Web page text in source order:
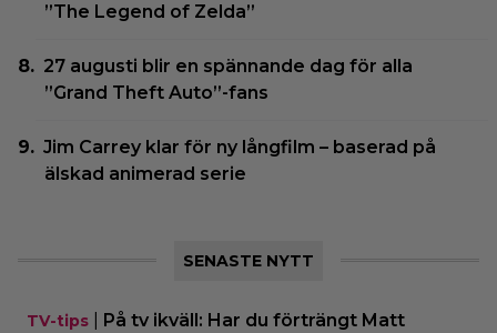
”The Legend of Zelda”
27 augusti blir en spännande dag för alla
”Grand Theft Auto”-fans
Jim Carrey klar för ny långfilm – baserad på
älskad animerad serie
SENASTE NYTT
TV-tips
På tv ikväll: Har du förträngt Matt